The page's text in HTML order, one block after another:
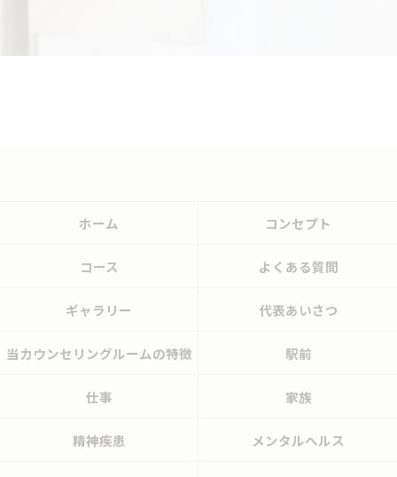
ホーム コンセプト
コース よくある質問
ギャラリー 代表あいさつ
当カウンセリングルームの特徴 駅前
仕事 家族
精神疾患 メンタルヘルス